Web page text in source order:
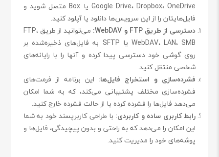
Google Drive، Dropbox، OneDrive یا Box متصل شوید و
فایل‌هایتان را از این سرویس‌ها دانلود یا آپلود کنید.
دسترسی از طریق FTP و WebDAV:
می‌توانید از طریق FTP،
WebDAV، LAN، SMB یا SFTP به فایل‌های ذخیره‌شده بر
روی گوشی خود دسترسی پیدا کرده و آنها را با رایانه‌های
شخصی منتقل کنید.
فشرده‌سازی و استخراج فایل‌ها: این برنامه از فرمت‌های
فشرده‌سازی مختلف پشتیبانی می‌کند، که به شما امکان
می‌دهد فایل‌ها را فشرده کرده یا از حالت فشرده خارج کنید.
رابط کاربری ساده و کاربردی: با طراحی کاربرپسند خود به شما
این امکان را می‌دهد که به راحتی و بدون پیچیدگی، فایل‌ها و
پوشه‌های خود را مدیریت کنید.